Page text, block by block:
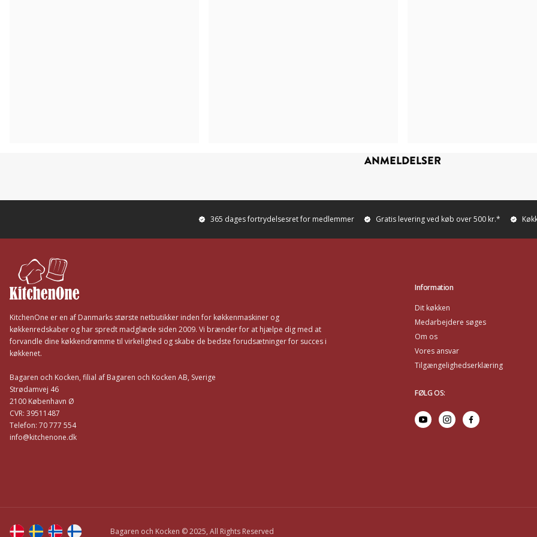
ANMELDELSER
365 dages fortrydelsesret for medlemmer Gratis levering ved køb over 500 kr.*
KitchenOne er en af Danmarks største netbutikker inden for køkkenmaskiner og
køkkenredskaber og har spredt madglæde siden 2009. Vi brænder for at hjælpe dig med at
forvandle dine køkkendrømme til virkelighed og skabe de bedste forudsætninger for succes i
køkkenet.
Bagaren och Kocken, filial af Bagaren och Kocken AB, Sverige
Strødamvej 46
2100 København Ø
CVR: 39511487
Telefon: 70 777 554
info@kitchenone.dk
Information
Dit køkken
Medarbejdere søges
Om os
Vores ansvar
Tilgængelighedserklæring
FØLG OS:
Bagaren och Kocken © 2025, All Rights Reserved